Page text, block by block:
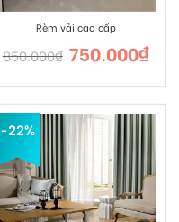
Rèm vải cao cấp
850.000₫ 750.000₫
-22%